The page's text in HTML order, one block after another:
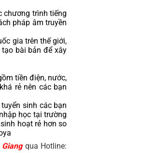
chương trình tiếng
pháp âm truyền
gia trên thế giới,
bài bản để xây
tiền điện, nước,
rẻ nên các bạn
sinh các bạn
học tại trường
hoạt rẻ hơn so
qua Hotline: